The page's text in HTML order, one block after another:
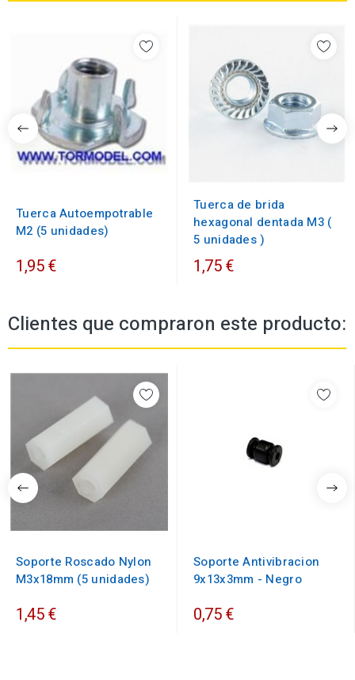
Tuerca Autoempotrable
M2 (5 unidades)
1,95 €
Tuerca de brida
hexagonal dentada M3 (
5 unidades )
1,75 €
Clientes que compraron este producto:
Soporte Roscado Nylon
M3x18mm (5 unidades)
1,45 €
Soporte Antivibracion
9x13x3mm - Negro
0,75 €